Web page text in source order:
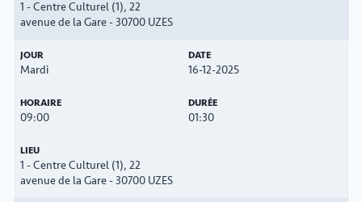
1 - Centre Culturel (1), 22
avenue de la Gare - 30700 UZES
Mardi 16-12-2025
09:00 01:30
1 - Centre Culturel (1), 22
avenue de la Gare - 30700 UZES